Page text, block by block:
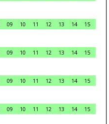
09 10 11 12 13 14
15
09 10 11 12 13 14
15
09 10 11 12 13 14
15
09 10 11 12 13 14
15